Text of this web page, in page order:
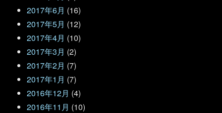
2017年6月 (16)
2017年5月 (12)
2017年4月 (10)
2017年3月 (2)
2017年2月 (7)
2017年1月 (7)
2016年12月 (4)
2016年11月 (10)